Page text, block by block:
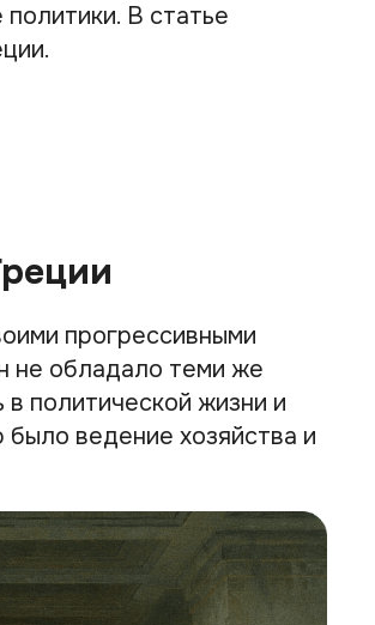
В статье
прогрессивными
не обладало теми же
политической жизни и
ведение хозяйства и